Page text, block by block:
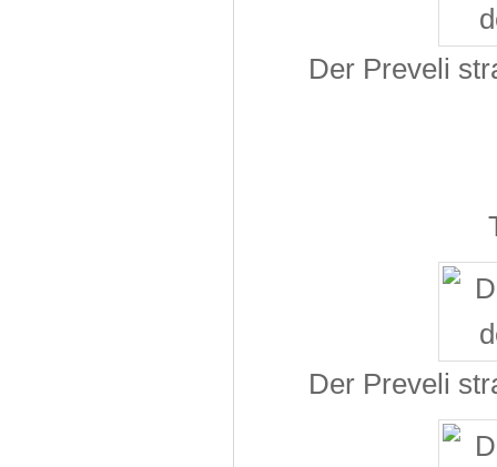
Der Preveli
Der Preveli